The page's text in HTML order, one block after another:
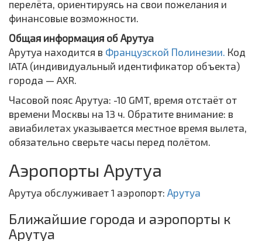
перелёта, ориентируясь на свои пожелания и
финансовые возможности.
Общая информация об Арутуа
Арутуа находится в Французской Полинезии. Код
IATA (индивидуальный идентификатор объекта)
города — AXR.
Часовой пояс Арутуа: -10 GMT, время отстаёт от
времени Москвы на 13 ч. Обратите внимание: в
авиабилетах указывается местное время вылета,
обязательно сверьте часы перед полётом.
Аэропорты Арутуа
Арутуа обслуживает 1 аэропорт: Арутуа
Ближайшие города и аэропорты к
Арутуа